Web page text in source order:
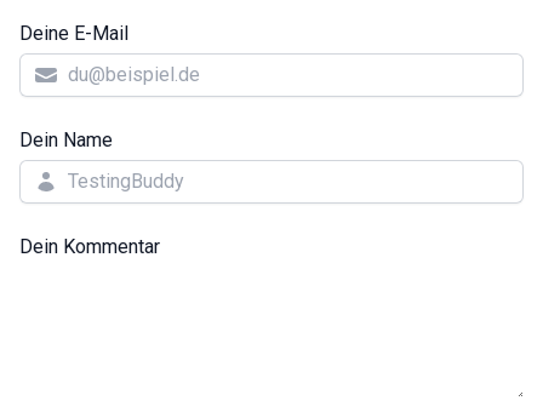
Deine E-Mail
Dein Name
Dein Kommentar